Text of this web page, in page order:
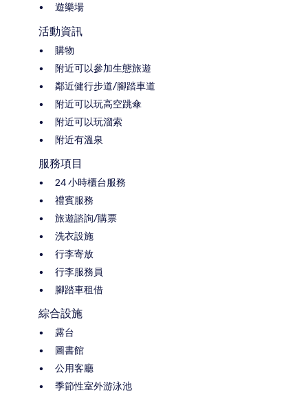
遊樂場
活動資訊
購物
附近可以參加生態旅遊
鄰近健行步道/腳踏車道
附近可以玩高空跳傘
附近可以玩溜索
附近有溫泉
服務項目
24 小時櫃台服務
禮賓服務
旅遊諮詢/購票
洗衣設施
行李寄放
行李服務員
腳踏車租借
綜合設施
露台
圖書館
公用客廳
季節性室外游泳池